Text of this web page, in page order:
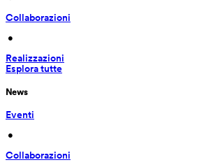
Collaborazioni
•
Realizzazioni
Esplora tutte
News
Eventi
•
Collaborazioni